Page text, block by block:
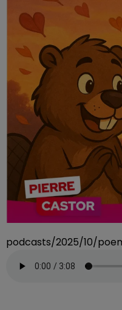
podcasts/2025/10/